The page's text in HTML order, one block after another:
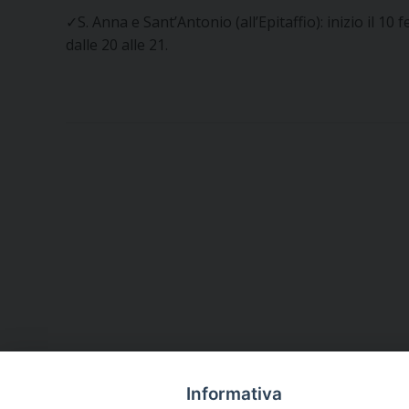
✓S. Anna e Sant’Antonio (all’Epitaffio): inizio il
dalle 20 alle 21.
Informativa